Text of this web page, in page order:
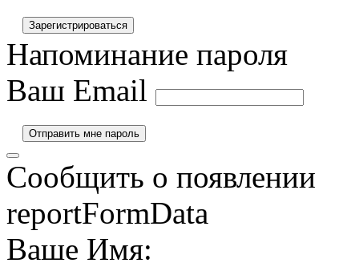
Напоминание пароля
Ваш Email
Сообщить о появлении
reportFormData
Ваше Имя: